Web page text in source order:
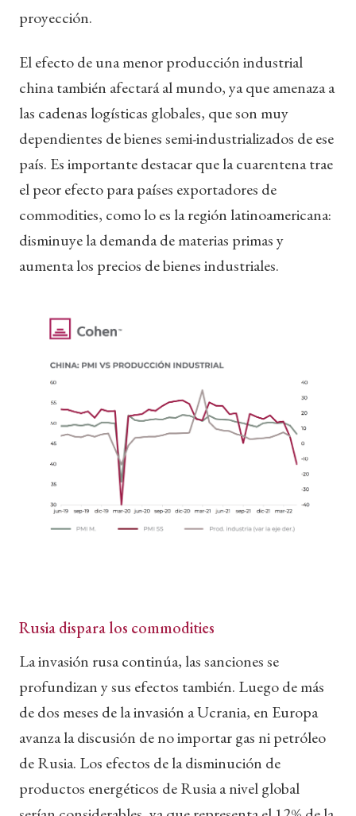
proyección.
El efecto de una menor producción industrial
china también afectará al mundo, ya que amenaza a
las cadenas logísticas globales, que son muy
dependientes de bienes semi-industrializados de ese
país. Es importante destacar que la cuarentena trae
el peor efecto para países exportadores de
commodities, como lo es la región latinoamericana:
disminuye la demanda de materias primas y
aumenta los precios de bienes industriales.
Rusia dispara los commodities
La invasión rusa continúa, las sanciones se
profundizan y sus efectos también. Luego de más
de dos meses de la invasión a Ucrania, en Europa
avanza la discusión de no importar gas ni petróleo
de Rusia. Los efectos de la disminución de
productos energéticos de Rusia a nivel global